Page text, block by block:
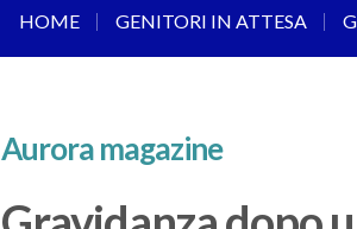
HOME GENITORI IN ATTESA
Aurora magazine